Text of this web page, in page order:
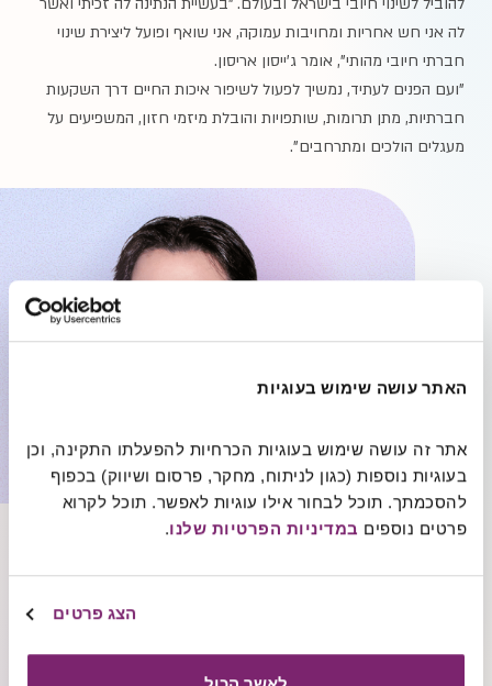
האתר עושה שימוש בעוגיות
פרטים נוספים במדיניות הפרטיות שלנו.
הצג פרטים
להוביל לשינוי חיובי בישראל ובעולם. "בעשיית הנתינה לה זכיתי ואשר
לה אני חש אחריות ומחויבות עמוקה, אני שואף ופועל ליצירת שינוי
חברתי חיובי מהותי", אומר ג'ייסון אריסון.
"ועם הפנים לעתיד, נמשיך לפעול לשיפור איכות החיים דרך השקעות
חברתיות, מתן תרומות, שותפויות והובלת מיזמי חזון, המשפיעים על
מעגלים הולכים ומתרחבים".
“בעשיית הנתינה לה זכיתי
ושעבורה אני חש אחריות
ופועל ליצירת שינוי חברתי חיובי